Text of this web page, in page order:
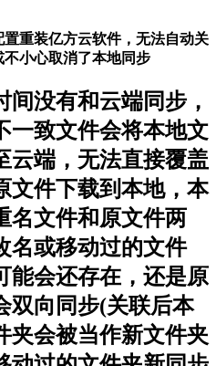
重装亿方云软件，无法自动关
小心取消了本地同步
没有和云端同步，
致文件会将本地文
云端，无法直接覆盖
文件下载到本地，本
名文件和原文件两
或移动过的文件
能会还存在，还是原
双向同步(关联后本
夹会被当作新文件夹